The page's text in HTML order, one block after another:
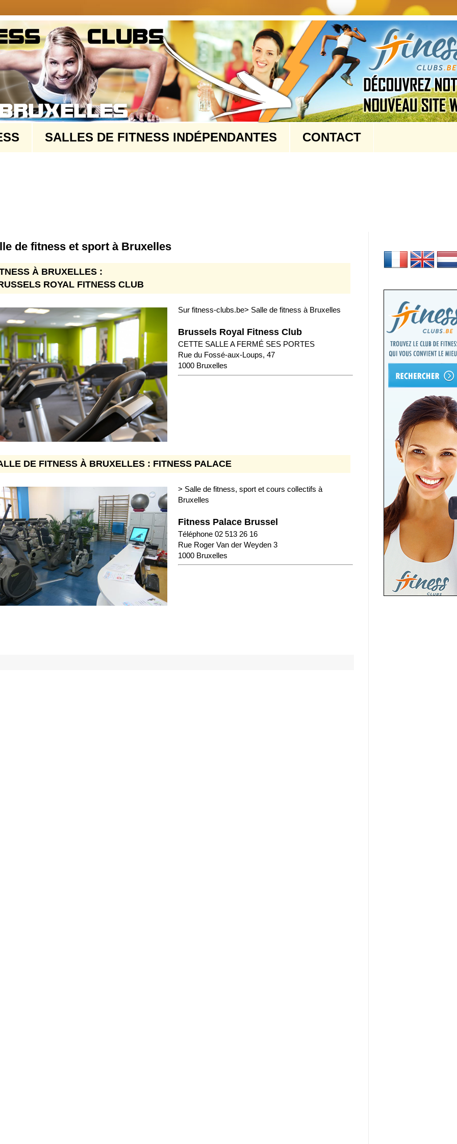
SALLES DE FITNESS INDÉPENDANTES CONTACT
de fitness et sport à Bruxelles
À BRUXELLES :
ROYAL FITNESS CLUB
Sur fitness-clubs.be> Salle de fitness à Bruxelles
Brussels Royal Fitness Club
CETTE SALLE A FERMÉ SES PORTES
Rue du Fossé-aux-Loups, 47
1000 Bruxelles
DE FITNESS À BRUXELLES : FITNESS PALACE
> Salle de fitness, sport et cours collectifs à
Bruxelles
Fitness Palace Brussel
Téléphone 02 513 26 16
Rue Roger Van der Weyden 3
1000 Bruxelles